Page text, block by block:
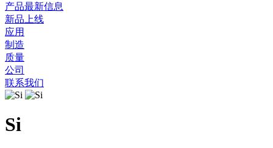
产品最新信息
新品上线
应用
制造
质量
公司
联系我们
Si